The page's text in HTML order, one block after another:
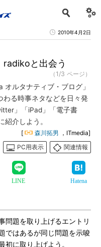
2010年4月2日
radikoと出会う
（1/3 ページ）
ルタナティブ・ブログ」
る時事ネタなどを日々発
」「iPad」「電子書
介しよう。
[ 森川拓男 ，ITmedia]
PC用表示
関連情報
LINE Hatena
問題を取り上げるエントリ
ではあるが同じ問題を示唆
初に取り上げよう。